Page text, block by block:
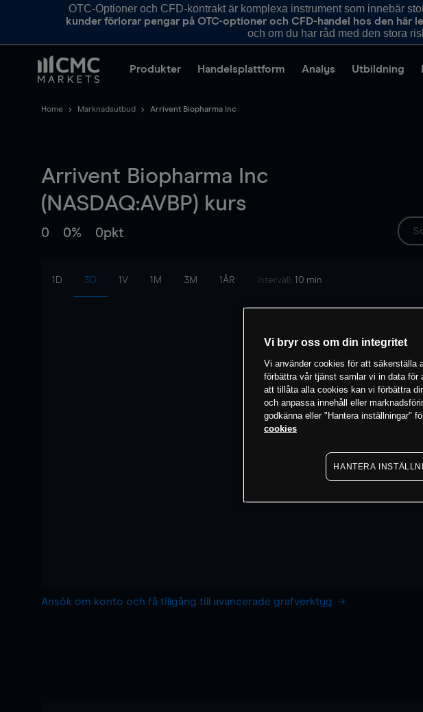
OTC-Optioner och CFD-kontrakt är komplexa instrument som innebär
kunder förlorar pengar på OTC-optioner och CFD-handel hos den här
och om du har råd med den stora
Produkter Handelsplattform Analys Utbildning
Home Marknadsutbud Arrivent Biopharma Inc
Arrivent Biopharma Inc
(NASDAQ:AVBP) kurs
0 0% 0pkt
1D 3D 1V 1M 3M 1ÅR Intervall: 10 min
Ansök om konto och få tillgång till avancerade grafverktyg
Vi bryr oss om din integritet
Vi använder cookies för att säkerställa
förbättra vår tjänst samlar vi in data för
att tillåta alla cookies kan vi förbättra
och anpassa innehåll eller
godkänna eller "Hantera inställningar"
cookies
HANTERA